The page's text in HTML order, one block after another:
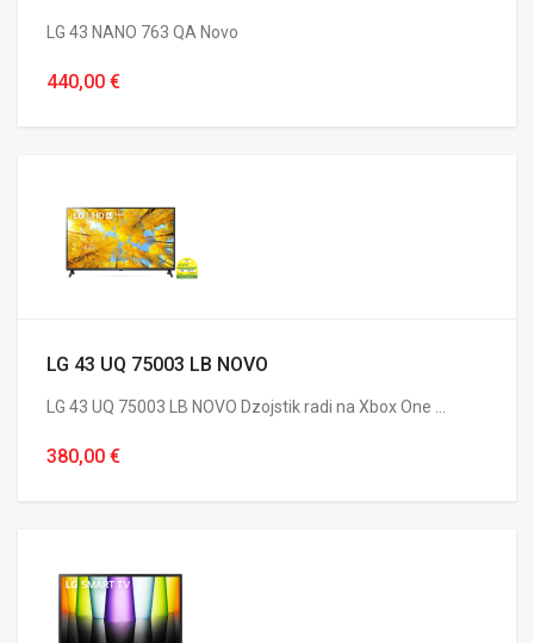
LG 43 NANO 763 QA Novo
440,00 €
LG 43 UQ 75003 LB NOVO
LG 43 UQ 75003 LB NOVO Dzojstik radi na Xbox One ...
380,00 €